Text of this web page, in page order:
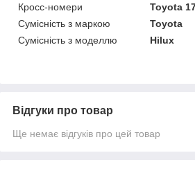
Кросс-номери
Toyota
Сумісність з маркою
Toyota
Сумісність з моделлю
Hilux
Відгуки про товар
Ще немає відгуків про цей товар